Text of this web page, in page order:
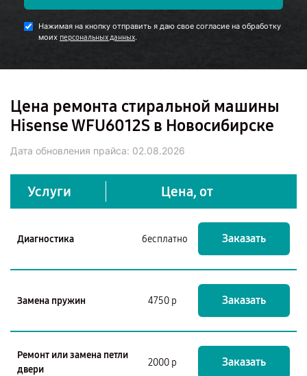
Нажимая на кнопку отправить я даю свое согласие на обработку
моих персональных данных.
Цена ремонта стиральной машины
Hisense WFU6012S в Новосибирске
Дата обновления прайса: 02.08.2026
Услуги Цена, от
Диагностика бесплатно Заказать
Замена пружин 4750 р Заказать
Ремонт или замена петли
двери
2000 р Заказать